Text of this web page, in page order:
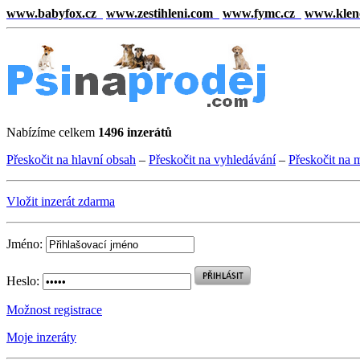
www.babyfox.cz www.zestihleni.com www.fymc.cz
Nabízíme celkem 1496 inzerátů
Přeskočit na hlavní obsah – Přeskočit na vyhledávání– Přeskočit na
Vložit inzerát zdarma
Jméno:
Heslo:
Možnost registrace
Moje inzeráty